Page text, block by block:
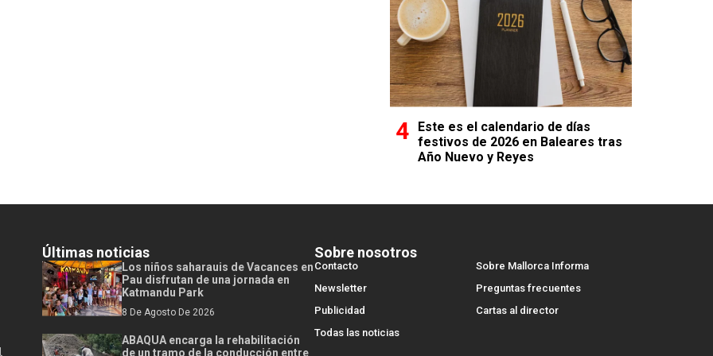
Este es el calendario de días
festivos de 2026 en Baleares tras
Año Nuevo y Reyes
Últimas noticias
Los niños saharauis de Vacances en
Pau disfrutan de una jornada en
Katmandu Park
8 De Agosto De 2026
ABAQUA encarga la rehabilitación
de un tramo de la conducción entre
Sobre nosotros
Contacto
Sobre Mallorca Informa
Newsletter
Preguntas frecuentes
Publicidad
Cartas al director
Todas las noticias